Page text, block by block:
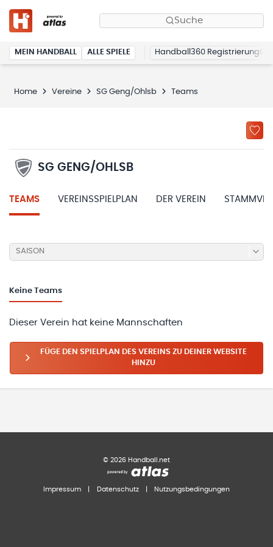
Suche
MEIN HANDBALL ALLE SPIELE Handball360 Registrierung
Home Vereine SG Geng/Ohlsb Teams
SG GENG/OHLSB
TEAMS VEREINSSPIELPLAN DER VEREIN
SAISON
Keine Teams
Dieser Verein hat keine Mannschaften
FÜGE DEN SPIELPLAN DES VEREINS ZU DEINER WEBSITE
HINZU
© 2026 Handball.net
Impressum Datenschutz Nutzungsbedingungen